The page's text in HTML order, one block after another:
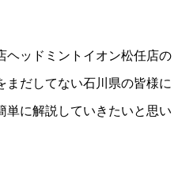
ヘッドミントイオン松任店の
まだしてない石川県の皆様に
単に解説していきたいと思い